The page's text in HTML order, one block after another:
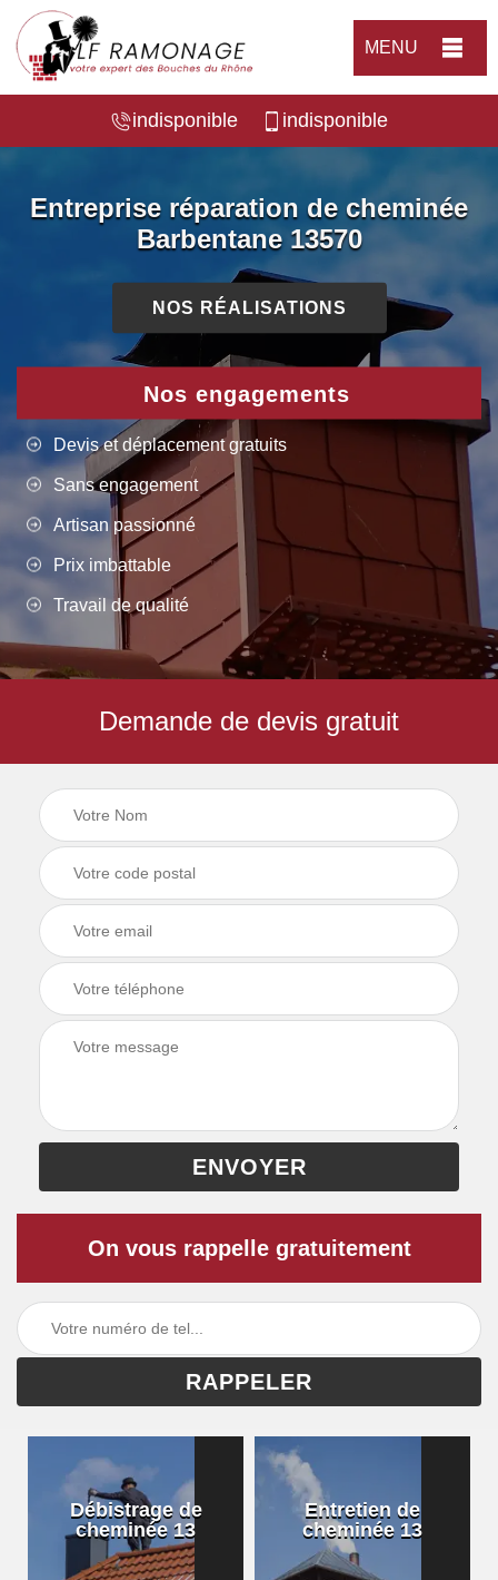
MENU
indisponible indisponible
Entreprise réparation de cheminée
Barbentane 13570
NOS RÉALISATIONS
Nos engagements
Devis et déplacement gratuits
Sans engagement
Artisan passionné
Prix imbattable
Travail de qualité
Demande de devis gratuit
On vous rappelle gratuitement
Débistrage de
cheminée 13
Entretien de
cheminée 13